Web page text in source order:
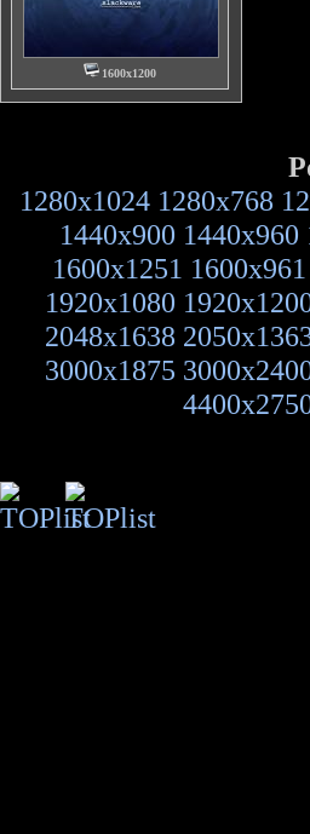
1600x1200
1280x1024 1280x768
1440x900 1440x960
1600x1251 1600x961
1920x1080
2048x1638
3000x1875